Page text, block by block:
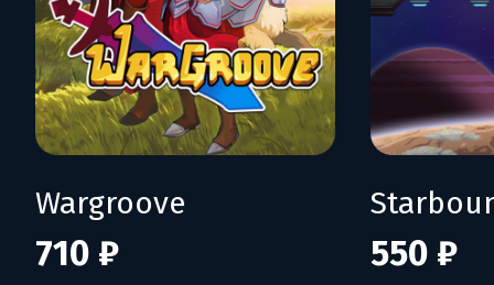
Wargroove
710 ₽ 550 ₽